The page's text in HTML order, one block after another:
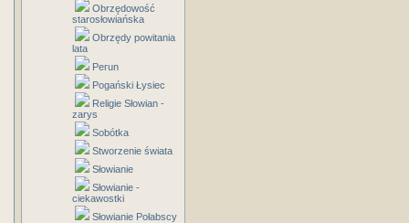
Obrzędowość
starosłowiańska
Obrzędy powitania
lata
Perun
Pogański Łysiec
Religie Słowian -
zarys
Sobótka
Stworzenie świata
Słowianie
Słowianie -
ciekawostki
Słowianie Połabscy